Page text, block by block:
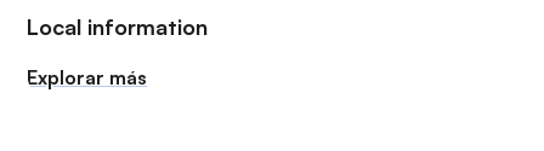
Local information
Explorar más